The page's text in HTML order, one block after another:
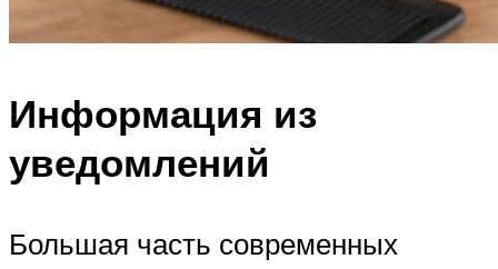
Информация из
уведомлений
Большая часть современных